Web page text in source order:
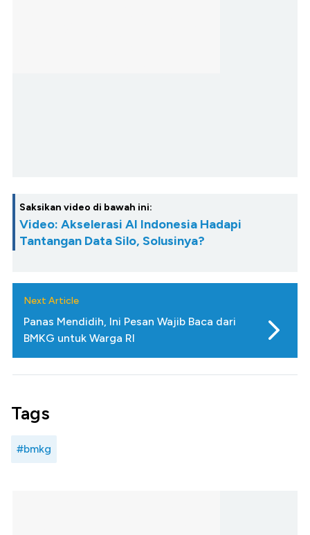
Saksikan video di bawah ini:
Video: Akselerasi AI Indonesia Hadapi
Tantangan Data Silo, Solusinya?
Next Article
Panas Mendidih, Ini Pesan Wajib Baca dari
BMKG untuk Warga RI
Tags
#bmkg